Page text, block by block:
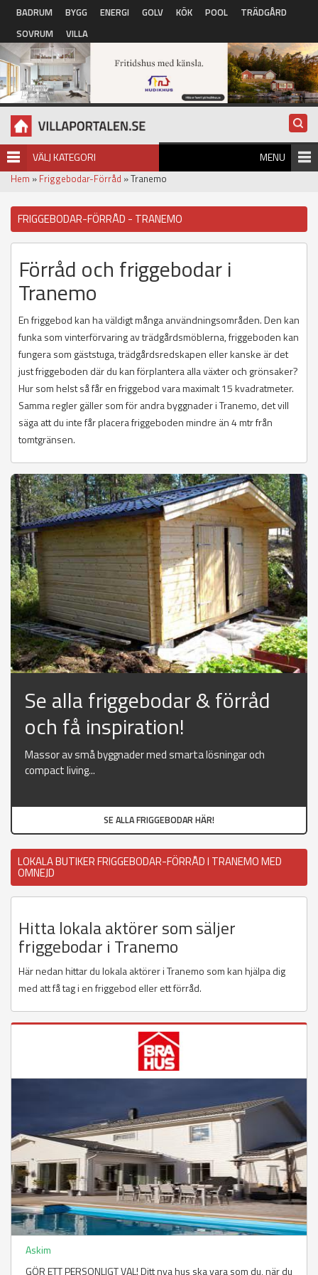
Hoppa till huvudinnehåll
BADRUM BYGG ENERGI GOLV KÖK POOL
TRÄDGÅRD
SOVRUM
VILLA
VÄLJ KATEGORI MENU
Hem » Friggebodar-Förråd » Tranemo
FRIGGEBODAR-FÖRRÅD - TRANEMO
Förråd och friggebodar i
Tranemo
En friggebod kan ha väldigt många användningsområden. Den kan
funka som vinterförvaring av trädgårdsmöblerna, friggeboden kan
fungera som gäststuga, trädgårdsredskapen eller kanske är det
just friggeboden där du kan förplantera alla växter och grönsaker?
Hur som helst så får en friggebod vara maximalt 15 kvadratmeter.
Samma regler gäller som för andra byggnader i Tranemo, det vill
säga att du inte får placera friggeboden mindre än 4 mtr från
tomtgränsen.
Se alla friggebodar & förråd
och få inspiration!
Massor av små byggnader med smarta lösningar och
compact living...
SE ALLA FRIGGEBODAR HÄR!
LOKALA BUTIKER FRIGGEBODAR-FÖRRÅD I TRANEMO MED
OMNEJD
Hitta lokala aktörer som säljer
friggebodar i Tranemo
Här nedan hittar du lokala aktörer i Tranemo som kan hjälpa dig
med att få tag i en friggebod eller ett förråd.
Askim
GÖR ETT PERSONLIGT VAL! Ditt nya hus ska vara som du, när du